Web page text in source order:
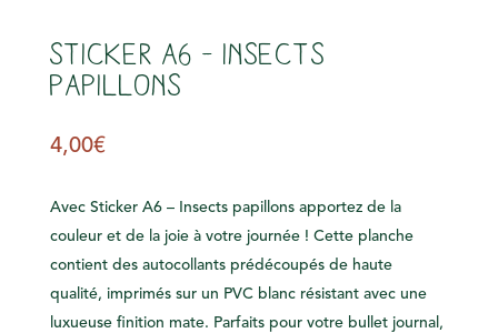
Sticker A6 – Insects
papillons
4,00€
Avec Sticker A6 – Insects papillons apportez de la
couleur et de la joie à votre journée ! Cette planche
contient des autocollants prédécoupés de haute
qualité, imprimés sur un PVC blanc résistant avec une
luxueuse finition mate. Parfaits pour votre bullet journal,